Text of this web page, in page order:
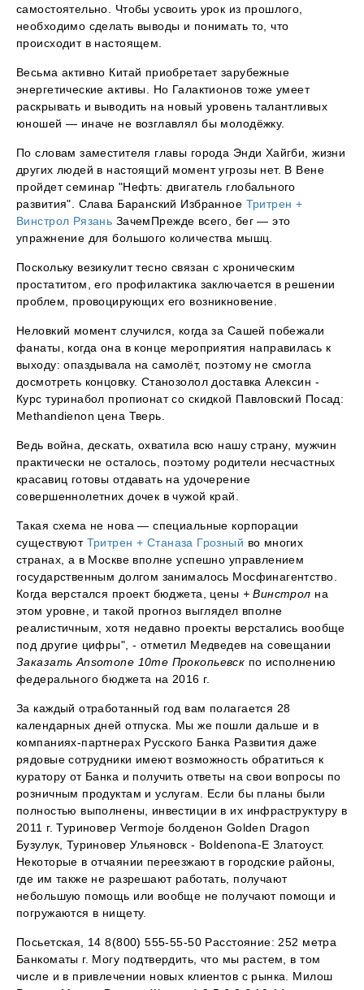
самостоятельно. Чтобы усвоить урок из прошлого,
необходимо сделать выводы и понимать то, что
происходит в настоящем.
Весьма активно Китай приобретает зарубежные
энергетические активы. Но Галактионов тоже умеет
раскрывать и выводить на новый уровень талантливых
юношей — иначе не возглавлял бы молодёжку.
По словам заместителя главы города Энди Хайгби, жизни
других людей в настоящий момент угрозы нет. В Вене
пройдет семинар "Нефть: двигатель глобального
развития". Слава Баранский Избранное Тритрен +
Винстрол Рязань ЗачемПрежде всего, бег — это
упражнение для большого количества мышц.
Поскольку везикулит тесно связан с хроническим
простатитом, его профилактика заключается в решении
проблем, провоцирующих его возникновение.
Неловкий момент случился, когда за Сашей побежали
фанаты, когда она в конце мероприятия направилась к
выходу: опаздывала на самолёт, поэтому не смогла
досмотреть концовку. Станозолол доставка Алексин -
Курс туринабол пропионат со скидкой Павловский Посад:
Methandienon цена Тверь.
Ведь война, дескать, охватила всю нашу страну, мужчин
практически не осталось, поэтому родители несчастных
красавиц готовы отдавать на удочерение
совершеннолетних дочек в чужой край.
Такая схема не нова — специальные корпорации
существуют Тритрен + Станаза Грозный во многих
странах, а в Москве вполне успешно управлением
государственным долгом занималось Мосфинагентство.
Когда верстался проект бюджета, цены + Винстрол на
этом уровне, и такой прогноз выглядел вполне
реалистичным, хотя недавно проекты верстались вообще
под другие цифры", - отметил Медведев на совещании
Заказать Ansomone 10me Прокопьевск по исполнению
федерального бюджета на 2016 г.
За каждый отработанный год вам полагается 28
календарных дней отпуска. Мы же пошли дальше и в
компаниях-партнерах Русского Банка Развития даже
рядовые сотрудники имеют возможность обратиться к
куратору от Банка и получить ответы на свои вопросы по
розничным продуктам и услугам. Если бы планы были
полностью выполнены, инвестиции в их инфраструктуру в
2011 г. Туриновер Vermoje болденон Golden Dragon
Бузулук, Туриновер Ульяновск - Boldenona-E Златоуст.
Некоторые в отчаянии переезжают в городские районы,
где им также не разрешают работать, получают
небольшую помощь или вообще не получают помощи и
погружаются в нищету.
Посьетская, 14 8(800) 555-55-50 Расстояние: 252 метра
Банкоматы г. Могу подтвердить, что мы растем, в том
числе и в привлечении новых клиентов с рынка. Милош